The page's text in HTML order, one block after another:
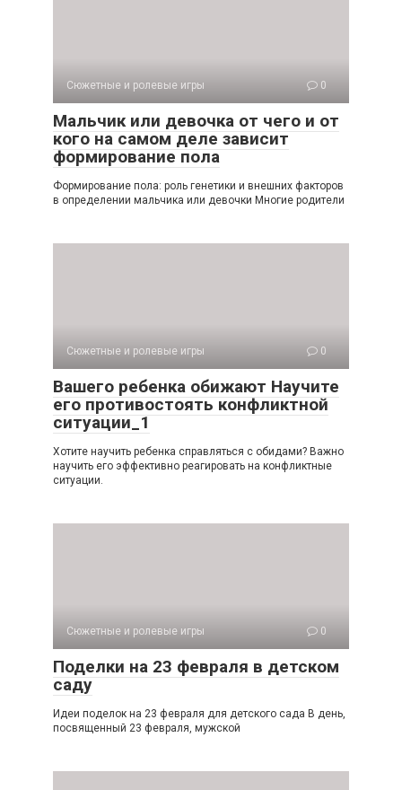
Сюжетные и ролевые игры 0
Мальчик или девочка от чего и от
кого на самом деле зависит
формирование пола
Формирование пола: роль генетики и внешних факторов
в определении мальчика или девочки Многие родители
Сюжетные и ролевые игры 0
Вашего ребенка обижают Научите
его противостоять конфликтной
ситуации_1
Хотите научить ребенка справляться с обидами? Важно
научить его эффективно реагировать на конфликтные
ситуации.
Сюжетные и ролевые игры 0
Поделки на 23 февраля в детском
саду
Идеи поделок на 23 февраля для детского сада В день,
посвященный 23 февраля, мужской